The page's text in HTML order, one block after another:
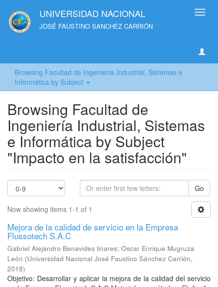
UNIVERSIDAD NACIONAL
JOSÉ FAUSTINO SANCHEZ CARRIÓN
Browsing Facultad de Ingeniería Industrial, Sistemas e
Informática by Subject
Browsing Facultad de
Ingeniería Industrial, Sistemas
e Informática by Subject
"Impacto en la satisfacción"
Go
Now showing items 1-1 of 1
Mejora de la calidad de servicio en la Empresa
Flussotech S.A.C
Gabriel Alejandro Benavides linares; Oscar Enrique Mugruza
León (Universidad Nacional José Faustino Sánchez Carrión,
2018)
Objetivo: Desarrollar y aplicar la mejora de la calidad del servicio